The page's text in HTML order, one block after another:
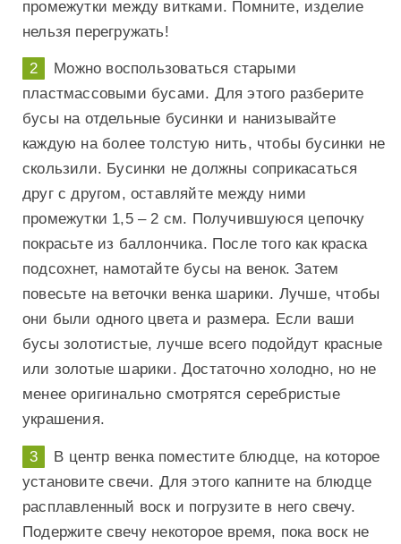
промежутки между витками. Помните, изделие
нельзя перегружать!
Можно воспользоваться старыми
пластмассовыми бусами. Для этого разберите
бусы на отдельные бусинки и нанизывайте
каждую на более толстую нить, чтобы бусинки не
скользили. Бусинки не должны соприкасаться
друг с другом, оставляйте между ними
промежутки 1,5 – 2 см. Получившуюся цепочку
покрасьте из баллончика. После того как краска
подсохнет, намотайте бусы на венок. Затем
повесьте на веточки венка шарики. Лучше, чтобы
они были одного цвета и размера. Если ваши
бусы золотистые, лучше всего подойдут красные
или золотые шарики. Достаточно холодно, но не
менее оригинально смотрятся серебристые
украшения.
В центр венка поместите блюдце, на которое
установите свечи. Для этого капните на блюдце
расплавленный воск и погрузите в него свечу.
Подержите свечу некоторое время, пока воск не